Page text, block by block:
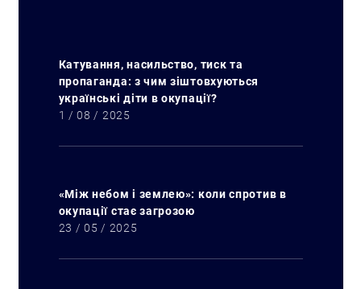
Катування, насильство, тиск та
пропаганда: з чим зіштовхуються
українські діти в окупації?
1 / 08 / 2025
«Між небом і землею»: коли спротив в
окупації стає загрозою
23 / 05 / 2025